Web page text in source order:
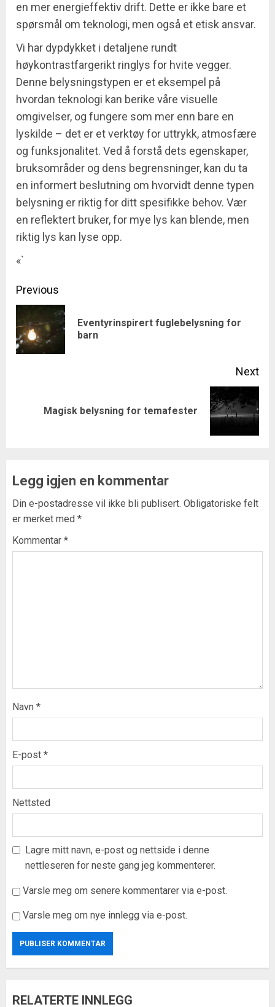
en mer energieffektiv drift. Dette er ikke bare et
spørsmål om teknologi, men også et etisk ansvar.
Vi har dypdykket i detaljene rundt
høykontrastfargerikt ringlys for hvite vegger.
Denne belysningstypen er et eksempel på
hvordan teknologi kan berike våre visuelle
omgivelser, og fungere som mer enn bare en
lyskilde – det er et verktøy for uttrykk, atmosfære
og funksjonalitet. Ved å forstå dets egenskaper,
bruksområder og dens begrensninger, kan du ta
en informert beslutning om hvorvidt denne typen
belysning er riktig for ditt spesifikke behov. Vær
en reflektert bruker, for mye lys kan blende, men
riktig lys kan lyse opp.
«`
Post
navigation
Previous
Eventyrinspirert fuglebelysning for
barn
Next
Magisk belysning for temafester
Legg igjen en kommentar
Din e-postadresse vil ikke bli publisert. Obligatoriske felt
er merket med *
Kommentar *
Navn *
E-post *
Nettsted
Lagre mitt navn, e-post og nettside i denne
nettleseren for neste gang jeg kommenterer.
Varsle meg om senere kommentarer via e-post.
Varsle meg om nye innlegg via e-post.
RELATERTE INNLEGG